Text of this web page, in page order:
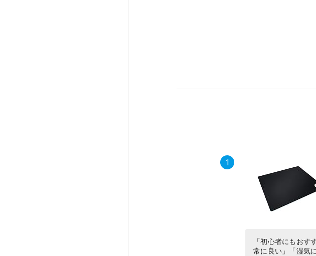
1
「初心者にもお
常に良い」「湿気